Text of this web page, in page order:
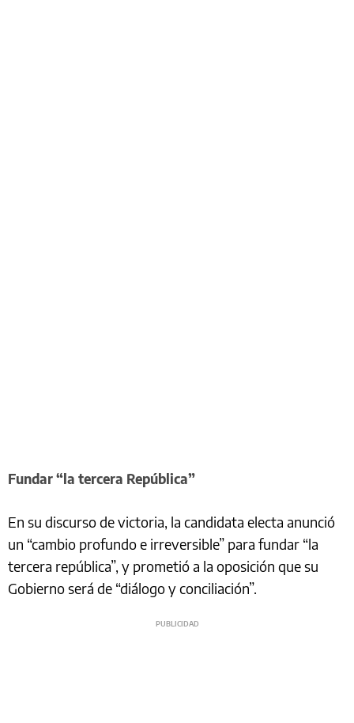
Fundar “la tercera República”
En su discurso de victoria, la candidata electa anunció
un “cambio profundo e irreversible” para fundar “la
tercera república”, y prometió a la oposición que su
Gobierno será de “diálogo y conciliación”.